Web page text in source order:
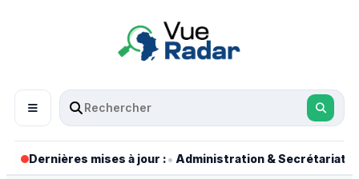
Dernières mises à jour :• Administration & Secrétariat